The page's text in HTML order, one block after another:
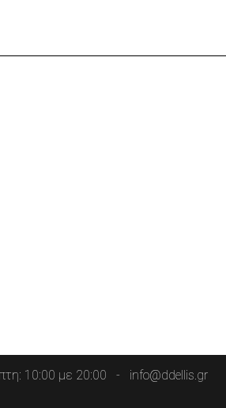
10:00 με 20:00 info@ddellis.gr